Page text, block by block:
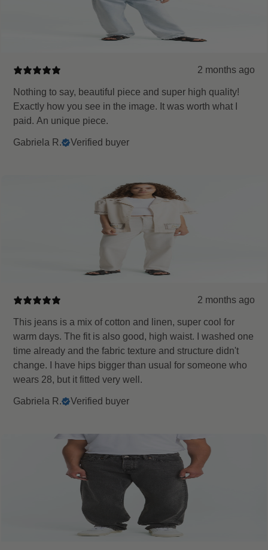
2 months ago
Nothing to say, beautiful piece and super high quality!
Exactly how you see in the image. It was worth what I
paid. An unique piece.
Gabriela R. Verified buyer
2 months ago
This jeans is a mix of cotton and linen, super cool for
warm days. The fit is also good, high waist. I washed one
time already and the fabric texture and structure didn't
change. I have hips bigger than usual for someone who
wears 28, but it fitted very well.
Gabriela R. Verified buyer